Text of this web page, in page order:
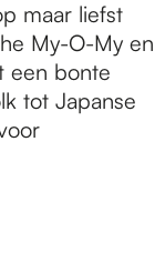
maar liefst
My-O-My en
een bonte
tot Japanse